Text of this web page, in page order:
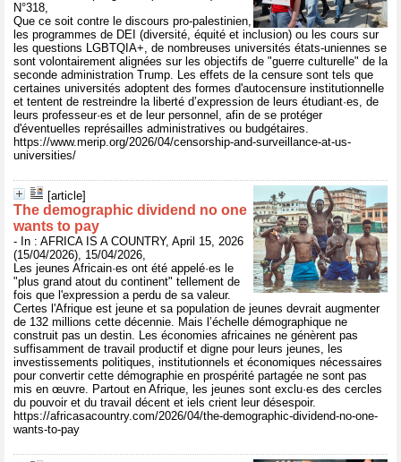
N°318,
Que ce soit contre le discours pro-palestinien,
les programmes de DEI (diversité, équité et inclusion) ou les cours sur
les questions LGBTQIA+, de nombreuses universités états-uniennes se
sont volontairement alignées sur les objectifs de "guerre culturelle" de la
seconde administration Trump. Les effets de la censure sont tels que
certaines universités adoptent des formes d'autocensure institutionnelle
et tentent de restreindre la liberté d’expression de leurs étudiant·es, de
leurs professeur·es et de leur personnel, afin de se protéger
d'éventuelles représailles administratives ou budgétaires.
https://www.merip.org/2026/04/censorship-and-surveillance-at-us-
universities/
[article]
The demographic dividend no one
wants to pay
- In : AFRICA IS A COUNTRY, April 15, 2026
(15/04/2026), 15/04/2026,
Les jeunes Africain·es ont été appelé·es le
"plus grand atout du continent" tellement de
fois que l'expression a perdu de sa valeur.
Certes l'Afrique est jeune et sa population de jeunes devrait augmenter
de 132 millions cette décennie. Mais l’échelle démographique ne
construit pas un destin. Les économies africaines ne génèrent pas
suffisamment de travail productif et digne pour leurs jeunes, les
investissements politiques, institutionnels et économiques nécessaires
pour convertir cette démographie en prospérité partagée ne sont pas
mis en œuvre. Partout en Afrique, les jeunes sont exclu·es des cercles
du pouvoir et du travail décent et iels crient leur désespoir.
https://africasacountry.com/2026/04/the-demographic-dividend-no-one-
wants-to-pay